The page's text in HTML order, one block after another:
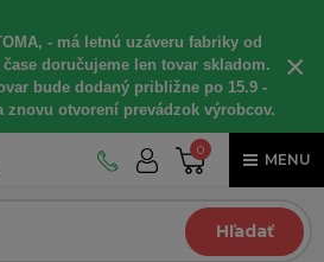
- má letnú uzáveru fabriky od
doručujeme len tovar skladom.
bude dodaný približne po 15.9 -
znovu otvorení prevádzok výrobcov.
×
0
MENU
Hľadať